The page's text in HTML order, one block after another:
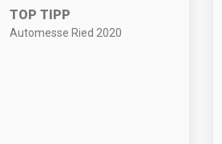
TOP TIPP
Automesse Ried 2020